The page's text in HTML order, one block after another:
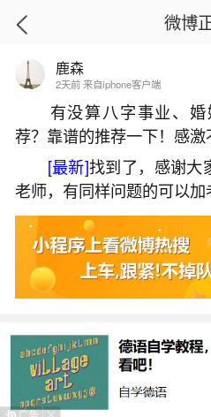
首页
正月十五习
2026-07-04
微博
鹿森
2天前 来自iphone客户端
有没算八字事业、婚
荐？靠谱的推荐一下！感激
[最新]找到了，感谢大
老师，有同样问题的可以